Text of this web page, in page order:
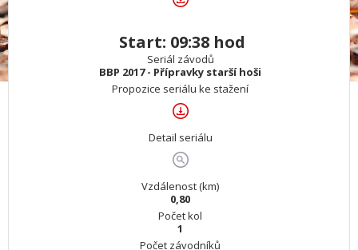
Start: 09:38 hod
Seriál závodů
BBP 2017 - Přípravky starší hoši
Propozice seriálu ke stažení
Detail seriálu
Vzdálenost (km)
0,80
Počet kol
1
Počet závodníků